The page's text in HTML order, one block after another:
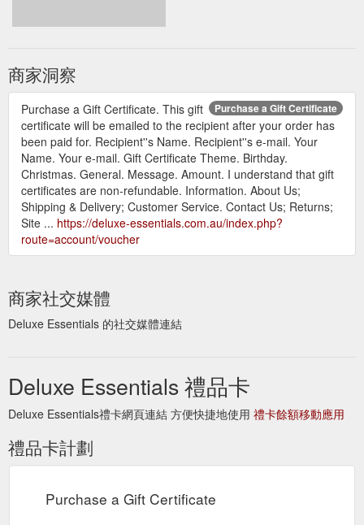
商家洞察
Purchase a Gift Certificate
Purchase a Gift Certificate. This gift
certificate will be emailed to the recipient after your order has
been paid for. Recipient''s Name. Recipient''s e-mail. Your
Name. Your e-mail. Gift Certificate Theme. Birthday.
Christmas. General. Message. Amount. I understand that gift
certificates are non-refundable. Information. About Us;
Shipping & Delivery; Customer Service. Contact Us; Returns;
Site ... https://deluxe-essentials.com.au/index.php?
route=account/voucher
商家社交媒體
Deluxe Essentials 的社交媒體連結
Deluxe Essentials 禮品卡
Deluxe Essentials禮卡網頁連結 方便快捷地使用 禮卡餘額移動應用
禮品卡計劃
Purchase a Gift Certificate